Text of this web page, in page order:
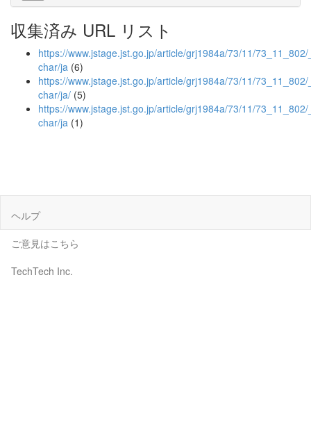
収集済み URL リスト
https://www.jstage.jst.go.jp/article/grj1984a/73/11/
char/ja (6)
https://www.jstage.jst.go.jp/article/grj1984a/73/11/
char/ja/ (5)
https://www.jstage.jst.go.jp/article/grj1984a/73/11/
char/ja (1)
ヘルプ
ご意見はこちら
TechTech Inc.